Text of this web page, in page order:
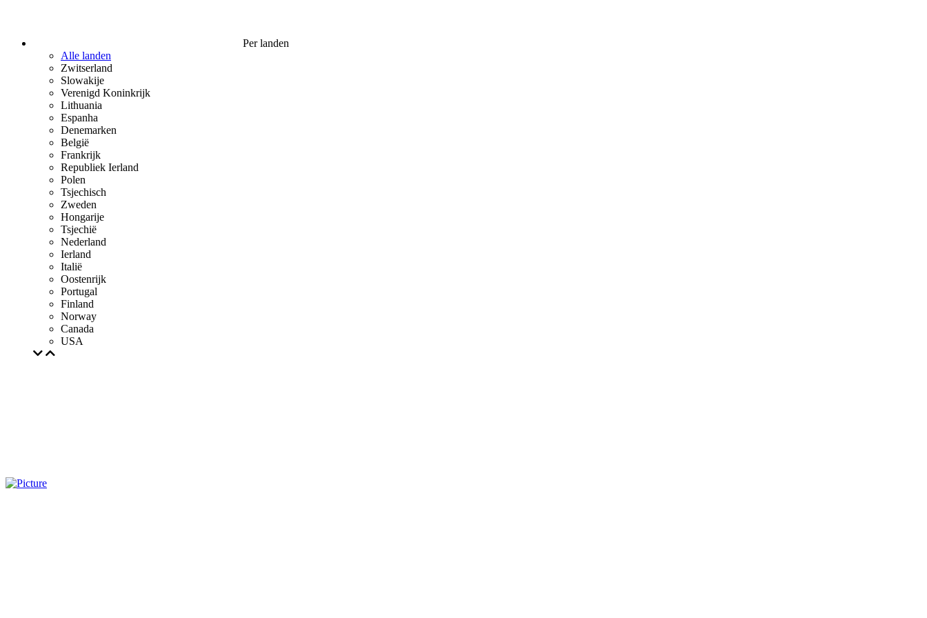
Per landen
Alle landen
Zwitserland
Slowakije
Verenigd Koninkrijk
Lithuania
Espanha
Denemarken
België
Frankrijk
Republiek Ierland
Polen
Tsjechisch
Zweden
Hongarije
Tsjechië
Nederland
Ierland
Italië
Oostenrijk
Portugal
Finland
Norway
Canada
USA